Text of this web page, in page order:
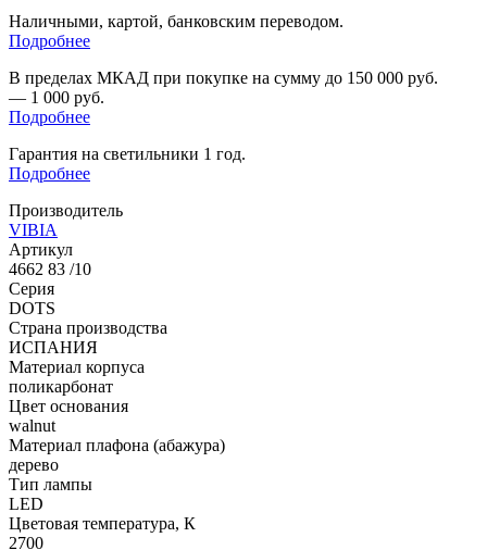
Наличными, картой, банковским переводом.
Подробнее
В пределах МКАД при покупке на сумму до 150 000 руб.
— 1 000 руб.
Подробнее
Гарантия на светильники 1 год.
Подробнее
Производитель
VIBIA
Артикул
4662 83 /10
Серия
DOTS
Страна производства
ИСПАНИЯ
Материал корпуса
поликарбонат
Цвет основания
walnut
Материал плафона (абажура)
дерево
Тип лампы
LED
Цветовая температура, К
2700